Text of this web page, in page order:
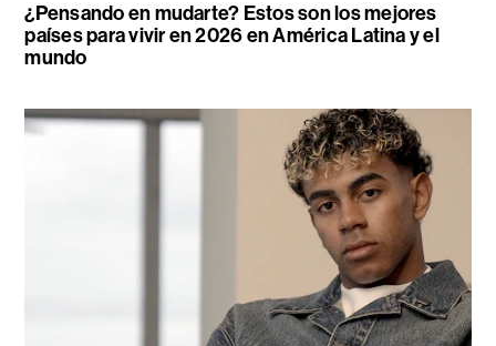
¿Pensando en mudarte? Estos son los mejores
países para vivir en 2026 en América Latina y el
mundo